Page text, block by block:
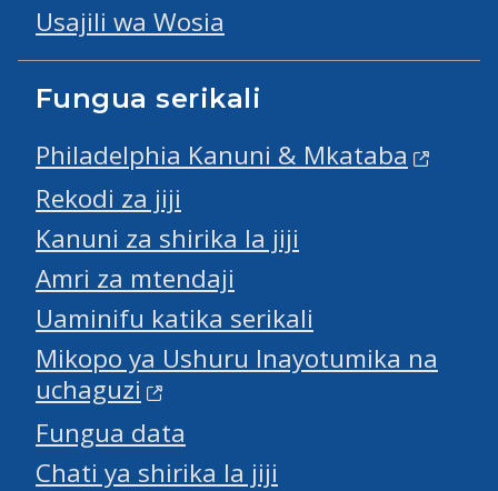
Usajili wa Wosia
Fungua serikali
Philadelphia Kanuni & Mkataba
Rekodi za jiji
Kanuni za shirika la jiji
Amri za mtendaji
Uaminifu katika serikali
Mikopo ya Ushuru Inayotumika na
uchaguzi
Fungua data
Chati ya shirika la jiji